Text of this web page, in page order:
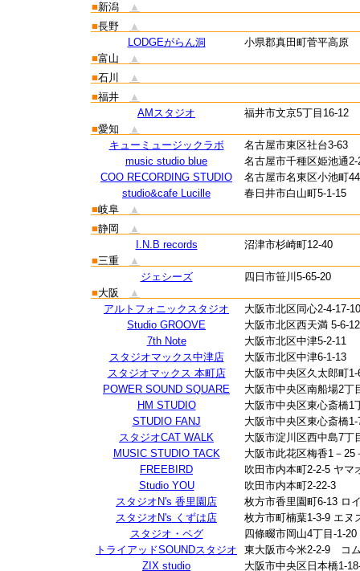
■新潟
▲
■長野
▲
LODGEがらん洞
小県郡真田町菅平高原
■富山
▲
■石川
▲
■福井
▲
AMスタジオ
福井市文京5丁目16-12
■愛知
▲
キューミュージックラボ
名古屋市東区社台3-63
music studio blue
名古屋市千種区姫池通
COO RECORDING STUDIO
名古屋市名東区小池町
studio&cafe Lucille
春日井市白山町5-1-15
■岐阜
▲
■静岡
▲
I.N.B records
沼津市杉崎町12-40
■三重
▲
ジェシーズ
四日市笹川5-65-20
■大阪
▲
アルトフォニックスタジオ
大阪市北区同心2-4-17-
Studio GROOVE
大阪市北区西天満 5-6-
7th Note
大阪市北区中津5-2-11
スタジオマックス中津店
大阪市北区中津6-1-13
スタジオマックス 本町店
大阪市中央区久太郎町
POWER SOUND SQUARE
大阪市中央区南船場2丁
HM STUDIO
大阪市中央区東心斎橋1
STUDIO FANJ
大阪市中央区東心斎橋1-
スタジオCAT WALK
大阪市淀川区西中島7
MUSIC STUDIO TACK
大阪市此花区梅香1－25
FREEBIRD
吹田市内本町2-2-5 ヤマ
Studio YOU
吹田市内本町2-22-3
スタジオN's 香里園店
枚方市香里園町6-13 ロ
スタジオN's くずは店
枚方市町楠葉1-3-9 エヌ
スタジオ・ペグ
四條畷市岡山4丁目-1-20
トライアッドSOUNDスタジオ
東大阪市今米2-2-9 コ
ZIX studio
大阪市中央区日本橋1-